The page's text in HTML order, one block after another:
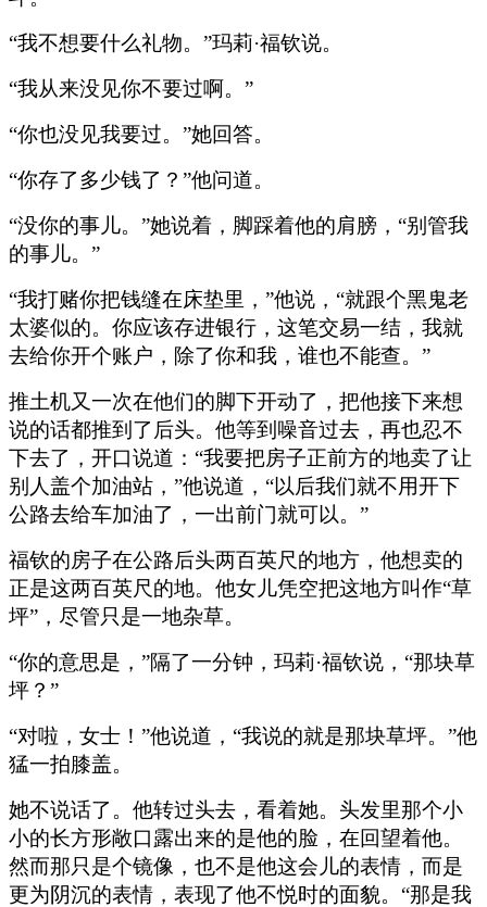
“我不想要什么礼物。”玛莉·福钦说。
“我从来没见你不要过啊。”
“你也没见我要过。”她回答。
“你存了多少钱了？”他问道。
“没你的事儿。”她说着，脚踩着他的肩膀，“别管我
的事儿。”
“我打赌你把钱缝在床垫里，”他说，“就跟个黑鬼老
太婆似的。你应该存进银行，这笔交易一结，我就
去给你开个账户，除了你和我，谁也不能查。”
推土机又一次在他们的脚下开动了，把他接下来想
说的话都推到了后头。他等到噪音过去，再也忍不
下去了，开口说道：“我要把房子正前方的地卖了让
别人盖个加油站，”他说道，“以后我们就不用开下
公路去给车加油了，一出前门就可以。”
福钦的房子在公路后头两百英尺的地方，他想卖的
正是这两百英尺的地。他女儿凭空把这地方叫作“草
坪”，尽管只是一地杂草。
“你的意思是，”隔了一分钟，玛莉·福钦说，“那块草
坪？”
“对啦，女士！”他说道，“我说的就是那块草坪。”他
猛一拍膝盖。
她不说话了。他转过头去，看着她。头发里那个小
小的长方形敞口露出来的是他的脸，在回望着他。
然而那只是个镜像，也不是他这会儿的表情，而是
更为阴沉的表情，表现了他不悦时的面貌。“那是我